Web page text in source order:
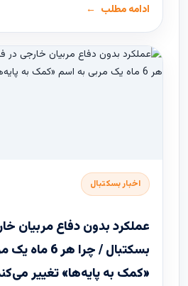
ادامه مطلب
اخبار بسکتبال
عملکرد بدون دفاع مربیان
بسکتبال / چرا
«کمک به پایه‌ها» تغییر